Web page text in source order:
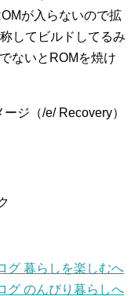
が入らないので拡
してビルドしてるみ
ないとROMを焼け
ジ（/e/ Recovery）